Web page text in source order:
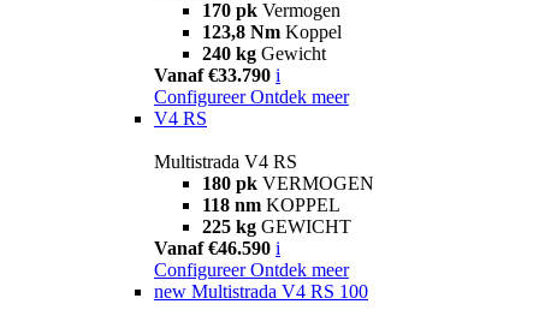
170 pk Vermogen
123,8 Nm Koppel
240 kg Gewicht
Vanaf €33.790 i
Configureer Ontdek meer
V4 RS
Multistrada V4 RS
180 pk VERMOGEN
118 nm KOPPEL
225 kg GEWICHT
Vanaf €46.590 i
Configureer Ontdek meer
new Multistrada V4 RS 100